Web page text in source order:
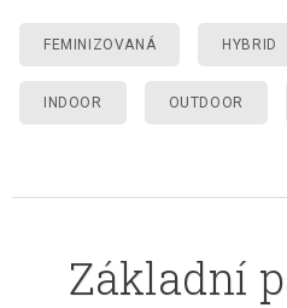
FEMINIZOVANÁ HYBRID
INDOOR OUTDOOR
Základní